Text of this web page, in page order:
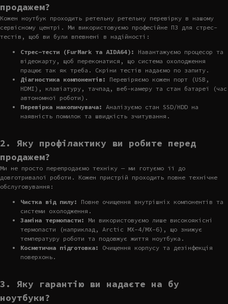
продажем?
Кожен ноутбук проходить ретельну ретельну перевірку в нашому
сервісному центрі. Ми використовуємо професійне ПЗ для стрес-
тестів, щоб ви були впевнені в надійності:
Стрес-тести (FurMark та AIDA64):
Навантажуємо процесор та
відеокарту, щоб переконатися, що система охолодження
працює так як треба. Скріни тестів надаємо по запиту.
Діагностика компонентів:
Перевіряємо кожен порт (USB,
HDMI), клавіатуру, тачпад, веб-камеру та стан батареї (час
автономної роботи).
Перевірка накопичувача:
Аналізуємо стан SSD/HDD на
наявність помилок та швидкість зчитування.
2. Яку профілактику ви робите перед
продажем?
Ми не просто перепродаємо техніку — ми готуємо її до
довготривалої роботи. Кожен пристрій проходить повне технічне
обслуговування:
Чистка від пилу:
Повне очищення внутрішніх компонентів та
системи охолодження.
Заміна термопасти:
Ми використовуємо лише високоякісні
термопасти (наприклад, Arctic MX-4/MX-6), що знижує
температуру роботи та подовжує життя ноутбука.
Косметична підготовка:
Очищення корпусу та дезінфекція
поверхонь.
3. Яку гарантію ви надаєте на бу
ноутбуки?